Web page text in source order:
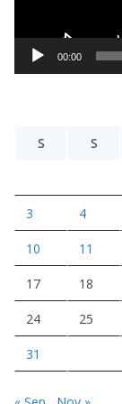
d
00:00
S
S
3 4
10 11
17 18
24 25
31